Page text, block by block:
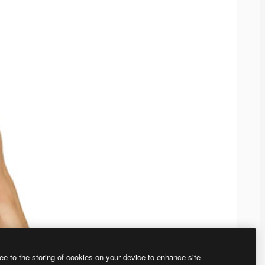
to the storing of cookies on your device to enhance site